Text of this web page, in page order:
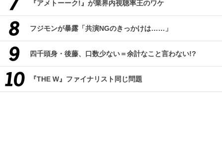
『アメトーーク!』が業界内視聴率王のワケ
フジモンが暴露「共演NGのきっかけは……」
四千頭身・後藤、口数少ない＝余計なこと言わない!?
『THE W』ファイナリスト同じ問題